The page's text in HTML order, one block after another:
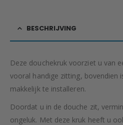
BESCHRIJVING
Deze douchekruk voorziet u van
vooral handige zitting, bovendien
makkelijk te installeren.
Doordat u in de douche zit,
ongeluk. Met deze kruk heeft u